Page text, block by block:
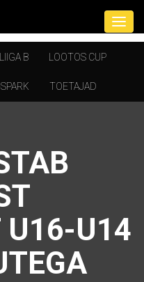
B LOOTOS CUP
TOETAJAD
U16-U14